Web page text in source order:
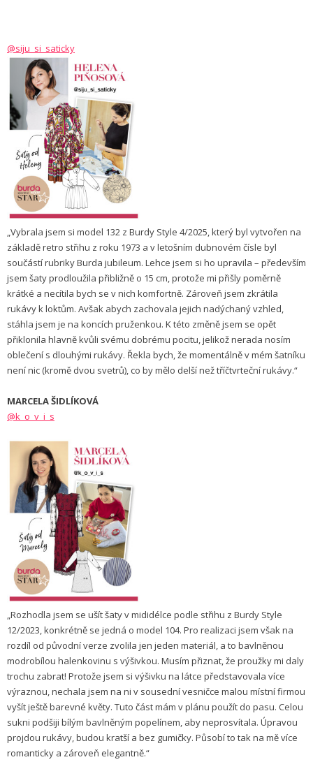
@siju_si_saticky
„Vybrala jsem si model 132 z Burdy Style 4/2025, který byl vytvořen na
základě retro střihu z roku 1973 a v letošním dubnovém čísle byl
součástí rubriky Burda jubileum. Lehce jsem si ho upravila – především
jsem šaty prodloužila přibližně o 15 cm, protože mi přišly poměrně
krátké a necítila bych se v nich komfortně. Zároveň jsem zkrátila
rukávy k loktům. Avšak abych zachovala jejich nadýchaný vzhled,
stáhla jsem je na koncích pruženkou. K této změně jsem se opět
přiklonila hlavně kvůli svému dobrému pocitu, jelikož nerada nosím
oblečení s dlouhými rukávy. Řekla bych, že momentálně v mém šatníku
není nic (kromě dvou svetrů), co by mělo delší než tříčtvrteční rukávy.“
MARCELA ŠIDLÍKOVÁ
@k_o_v_i_s
„Rozhodla jsem se ušít šaty v mididélce podle střihu z Burdy Style
12/2023, konkrétně se jedná o model 104. Pro realizaci jsem však na
rozdíl od původní verze zvolila jen jeden materiál, a to bavlněnou
modrobílou halenkovinu s výšivkou. Musím přiznat, že proužky mi daly
trochu zabrat! Protože jsem si výšivku na látce představovala více
výraznou, nechala jsem na ni v sousední vesničce malou místní firmou
vyšít ještě barevné květy. Tuto část mám v plánu použít do pasu. Celou
sukni podšiji bílým bavlněným popelínem, aby neprosvítala. Úpravou
projdou rukávy, budou kratší a bez gumičky. Působí to tak na mě více
romanticky a zároveň elegantně.“